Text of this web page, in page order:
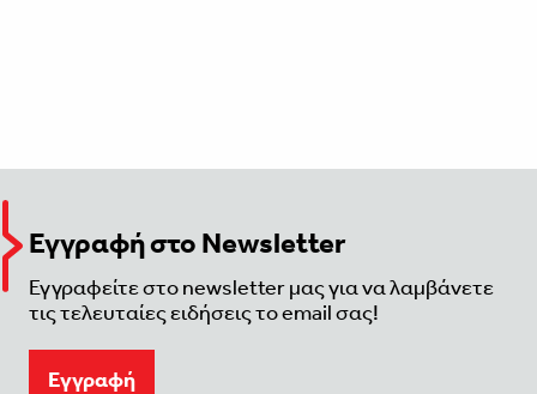
Εγγραφή στο Newsletter
Εγγραφείτε στο newsletter μας για να λαμβάνετε
τις τελευταίες ειδήσεις το email σας!
Eγγραφή